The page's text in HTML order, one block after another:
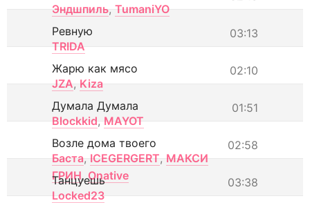
Эндшпиль, TumaniYO
03:13
Ревную
TRIDA
02:10
Жарю как мясо
JZA, Kiza
01:51
Думала Думала
Blockkid, MAYOT
02:58
Возле дома твоего
Баста, ICEGERGERT, МАКСИ
ГРИН, Onative 03:38
Танцуешь
Locked23